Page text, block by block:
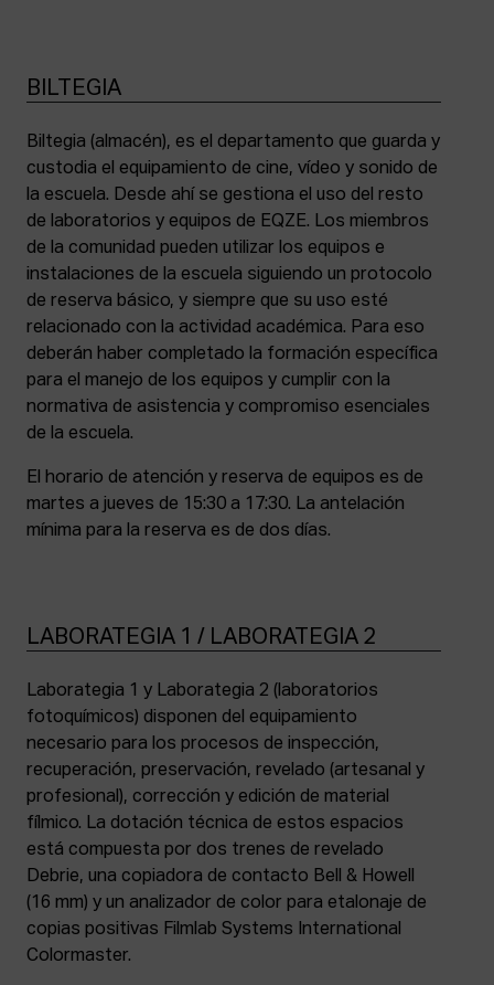
BILTEGIA
Biltegia (almacén), es el departamento que guarda y
custodia el equipamiento de cine, vídeo y sonido de
la escuela. Desde ahí se gestiona el uso del resto
de laboratorios y equipos de EQZE. Los miembros
de la comunidad pueden utilizar los equipos e
instalaciones de la escuela siguiendo un protocolo
de reserva básico, y siempre que su uso esté
relacionado con la actividad académica. Para eso
deberán haber completado la formación específica
para el manejo de los equipos y cumplir con la
normativa de asistencia y compromiso esenciales
de la escuela.
El horario de atención y reserva de equipos es de
martes a jueves de 15:30 a 17:30. La antelación
mínima para la reserva es de dos días.
LABORATEGIA 1 / LABORATEGIA 2
Laborategia 1 y Laborategia 2 (laboratorios
fotoquímicos) disponen del equipamiento
necesario para los procesos de inspección,
recuperación, preservación, revelado (artesanal y
profesional), corrección y edición de material
fílmico. La dotación técnica de estos espacios
está compuesta por dos trenes de revelado
Debrie, una copiadora de contacto Bell & Howell
(16 mm) y un analizador de color para etalonaje de
copias positivas Filmlab Systems International
Colormaster.